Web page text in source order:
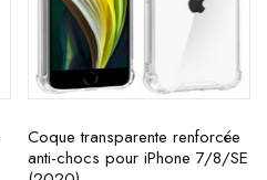
Coque transparente renforcée
anti-chocs pour iPhone 7/8/SE